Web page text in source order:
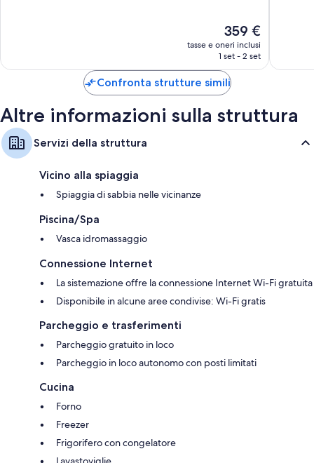
Il
prezzo
attuale
359 €
359 €
tasse e oneri inclusi
1 set - 2 set
Confronta strutture simili
Altre informazioni sulla struttura
Servizi della struttura
Vicino alla spiaggia
Spiaggia di sabbia nelle vicinanze
Piscina/Spa
Vasca idromassaggio
Connessione Internet
La sistemazione offre la connessione Internet Wi-Fi gratuita
Disponibile in alcune aree condivise: Wi-Fi gratis
Parcheggio e trasferimenti
Parcheggio gratuito in loco
Parcheggio in loco autonomo con posti limitati
Cucina
Forno
Freezer
Frigorifero con congelatore